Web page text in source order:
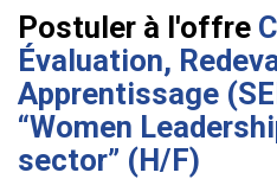
Postuler à l'offre
Évaluation,
Apprentissage
“Women
sector” (H/F)